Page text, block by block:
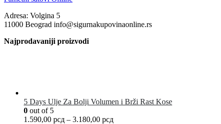
Adresa: Volgina 5
11000 Beograd info@sigurnakupovinaonline.rs
Najprodavaniji proizvodi
5 Days Ulje Za Bolji Volumen i Brži Rast Kose
0 out of 5
1.590,00 рсд – 3.180,00 рсд